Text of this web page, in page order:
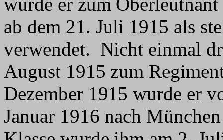
ab dem 21. Juli 1915 als
verwendet. Nicht einmal
August 1915 zum
Dezember 1915 wurde er
Januar 1916 nach